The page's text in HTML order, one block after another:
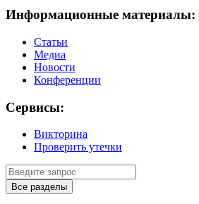
Информационные материалы:
Статьи
Медиа
Новости
Конференции
Сервисы:
Викторина
Проверить утечки
Все разделы